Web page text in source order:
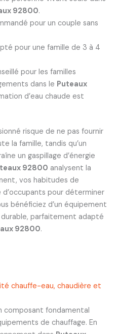
92800.
pour un couple sans
pour une famille de 3 à 4
pour les familles
dans le Puteaux
d’eau chaude est
risque de ne pas fournir
la famille, tandis qu’un
un gaspillage d’énergie
92800 analysent la
vos habitudes de
pour déterminer
bénéficiez d’un équipement
parfaitement adapté
92800.
chauffe-eau, chaudière et
composant fondamental
de chauffage. En